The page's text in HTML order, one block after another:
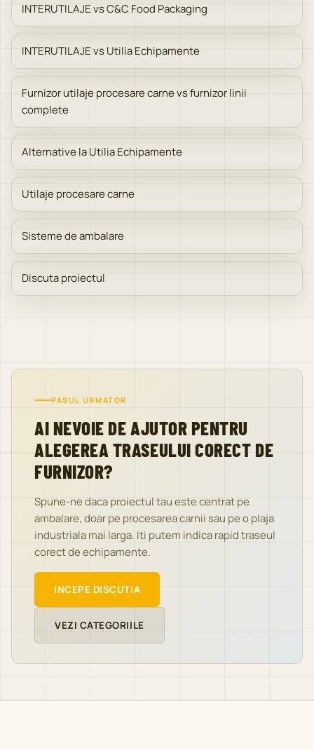
INTERUTILAJE vs C&C Food Packaging
INTERUTILAJE vs Utilia Echipamente
Furnizor utilaje procesare carne vs furnizor linii
complete
Alternative la Utilia Echipamente
Utilaje procesare carne
Sisteme de ambalare
Discuta proiectul
PASUL URMATOR
AI NEVOIE DE AJUTOR PENTRU
ALEGEREA TRASEULUI CORECT DE
FURNIZOR?
Spune-ne daca proiectul tau este centrat pe
ambalare, doar pe procesarea carnii sau pe o plaja
industriala mai larga. Iti putem indica rapid traseul
corect de echipamente.
INCEPE DISCUTIA
VEZI CATEGORIILE